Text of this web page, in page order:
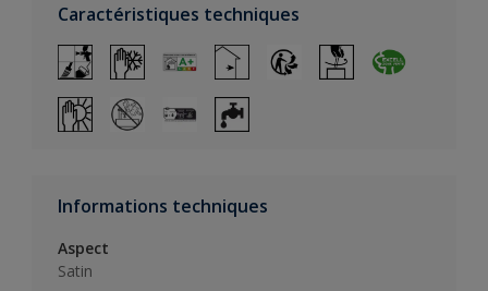
Caractéristiques techniques
Informations techniques
Aspect
Satin